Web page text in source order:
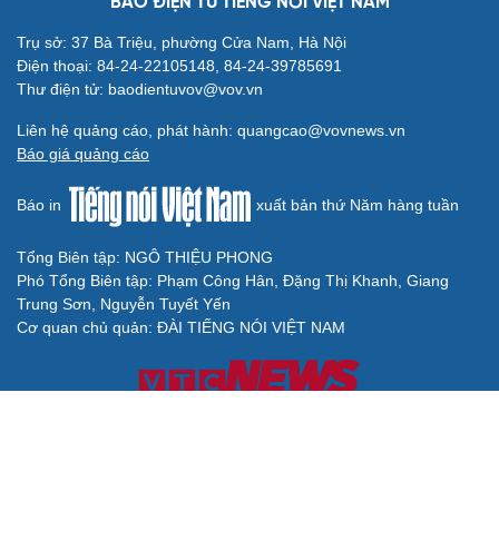
Trụ sở: 37 Bà Triệu, phường Cửa Nam, Hà Nội
Điện thoại: 84-24-22105148, 84-24-39785691
Thư điện tử: baodientuvov@vov.vn
Liên hệ quảng cáo, phát hành: quangcao@vovnews.vn
Báo giá quảng cáo
Báo in xuất bản thứ Năm hàng tuần
Tổng Biên tập: NGÔ THIỆU PHONG
Phó Tổng Biên tập: Phạm Công Hân, Đặng Thị Khanh, Giang
Trung Sơn, Nguyễn Tuyết Yến
Cơ quan chủ quản: ĐÀI TIẾNG NÓI VIỆT NAM